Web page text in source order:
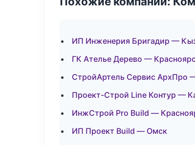
ИП Инженерия Бригадир —
ГК Ателье Дерево —
СтройАртель Сервис АрхПро
Проект-Строй Line Контур —
ИнжСтрой Pro Build —
ИП Проект Build — Омск